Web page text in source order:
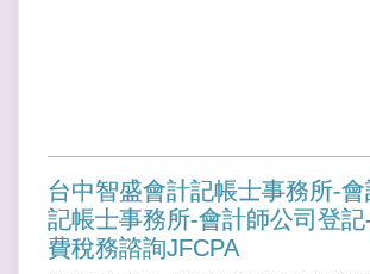
台中智盛會計記帳士事務所-
記帳士事務所-會計師公司登
費稅務諮詢JFCPA